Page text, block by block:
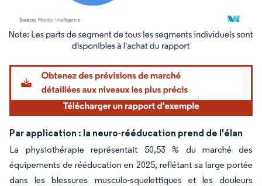
Image © Mordor Intelligence. La réutilisation nécessite une attribution sous CC BY
Par application : la neuro-rééducation prend de l'élan
La physiothérapie représentait 50,53 % du marché des
équipements de rééducation en 2025, reflétant sa large portée
dans les blessures musculo-squelettiques et les douleurs